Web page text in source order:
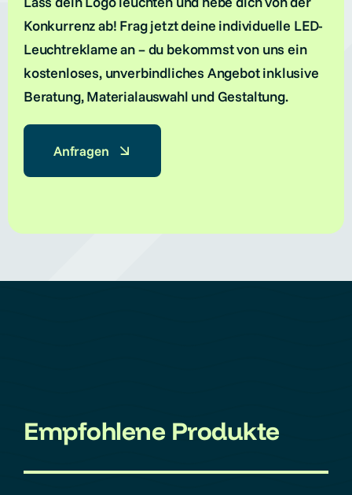
Konkurrenz ab! Frag jetzt deine individuelle LED-
Leuchtreklame an – du bekommst von uns ein
kostenloses, unverbindliches Angebot inklusive
Beratung, Materialauswahl und Gestaltung.
Anfragen
Empfohlene Produkte